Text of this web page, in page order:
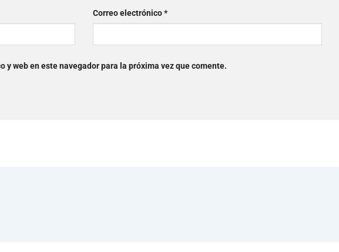
Correo electrónico*
y web en este navegador para la próxima vez que comente.